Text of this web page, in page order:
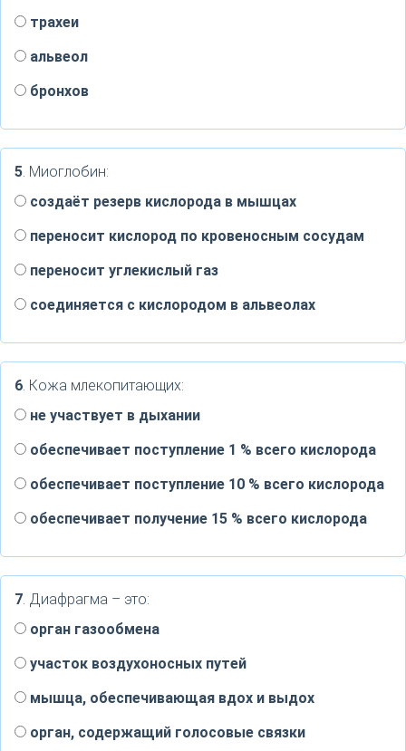
трахеи
альвеол
бронхов
5. Миоглобин:
создаёт резерв кислорода в мышцах
переносит кислород по кровеносным сосудам
переносит углекислый газ
соединяется с кислородом в альвеолах
6. Кожа млекопитающих:
не участвует в дыхании
обеспечивает поступление 1 % всего кислорода
обеспечивает поступление 10 % всего кислорода
обеспечивает получение 15 % всего кислорода
7. Диафрагма – это:
орган газообмена
участок воздухоносных путей
мышца, обеспечивающая вдох и выдох
орган, содержащий голосовые связки